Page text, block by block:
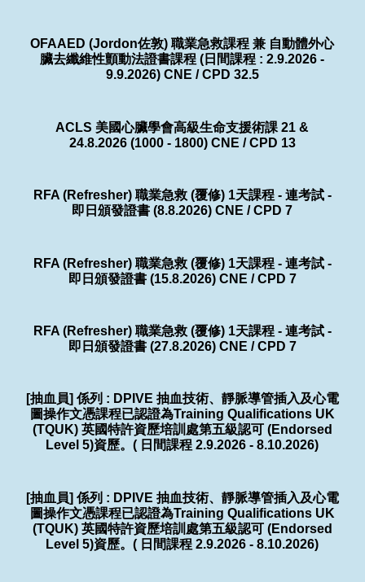
OFAAED (Jordon佐敦) 職業急救課程 兼 自動體外心
臟去纖維性顫動法證書課程 (日間課程 : 2.9.2026 -
9.9.2026) CNE / CPD 32.5
ACLS 美國心臟學會高級生命支援術課 21 &
24.8.2026 (1000 - 1800) CNE / CPD 13
RFA (Refresher) 職業急救 (覆修) 1天課程 - 連考試 -
即日頒發證書 (8.8.2026) CNE / CPD 7
RFA (Refresher) 職業急救 (覆修) 1天課程 - 連考試 -
即日頒發證書 (15.8.2026) CNE / CPD 7
RFA (Refresher) 職業急救 (覆修) 1天課程 - 連考試 -
即日頒發證書 (27.8.2026) CNE / CPD 7
[抽血員] 係列 : DPIVE 抽血技術、靜脈導管插入及心電
圖操作文憑課程已認證為Training Qualifications UK
(TQUK) 英國特許資歷培訓處第五級認可 (Endorsed
Level 5)資歷。( 日間課程 2.9.2026 - 8.10.2026)
[抽血員] 係列 : DPIVE 抽血技術、靜脈導管插入及心電
圖操作文憑課程已認證為Training Qualifications UK
(TQUK) 英國特許資歷培訓處第五級認可 (Endorsed
Level 5)資歷。( 日間課程 2.9.2026 - 8.10.2026)